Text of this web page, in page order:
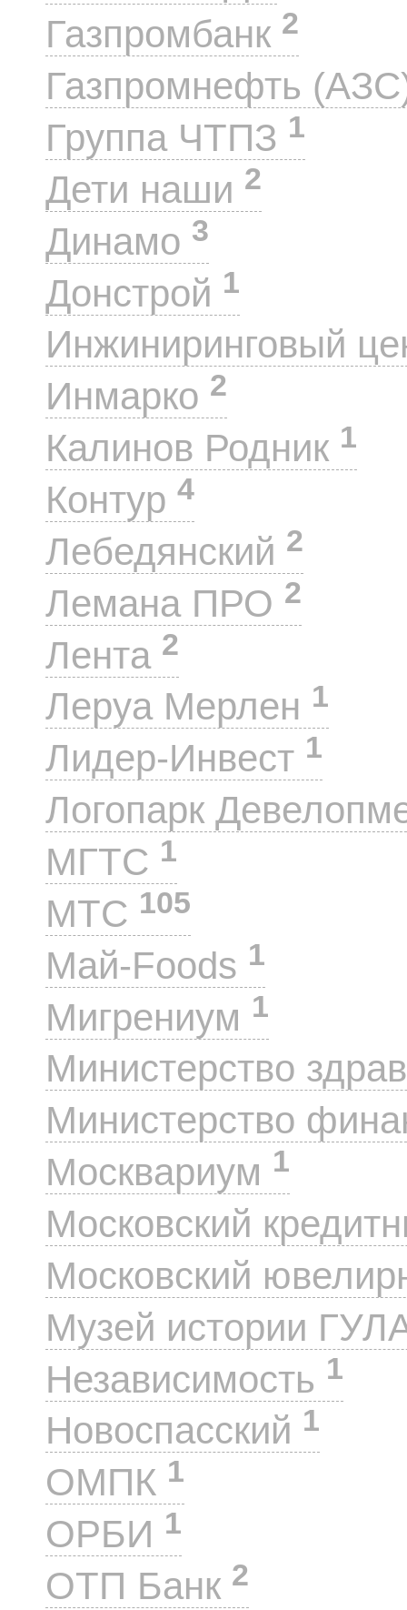
Газпромбанк 2
Газпромнефть
Группа ЧТПЗ 1
Дети наши 2
Динамо 3
Донстрой 1
Инжиниринговый
Инмарко 2
Калинов Родник 1
Контур 4
Лебедянский 2
Лемана ПРО 2
Лента 2
Леруа Мерлен 1
Лидер-Инвест 1
Логопарк
МГТС 1
МТС 105
Май-Foods 1
Мигрениум 1
Министерство
Министерство
Москвариум 1
Московский
Московский
Музей истории
Независимость 1
Новоспасский 1
ОМПК 1
ОРБИ 1
ОТП Банк 2